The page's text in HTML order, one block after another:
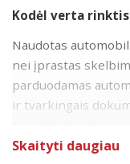
Kodėl verta
Naudotas
nei įprastas
parduodamas
ir tvarkingais
Tai reiškia, kad
Skaityti daugiau